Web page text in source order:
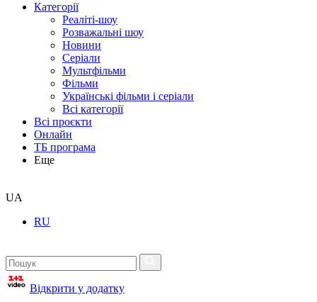
Категорії
Реаліті-шоу
Розважальні шоу
Новини
Серіали
Мультфільми
Фільми
Українські фільми і серіали
Всі категорії
Всі проєкти
Онлайн
ТБ програма
Еще
UA
RU
Відкрити у додатку